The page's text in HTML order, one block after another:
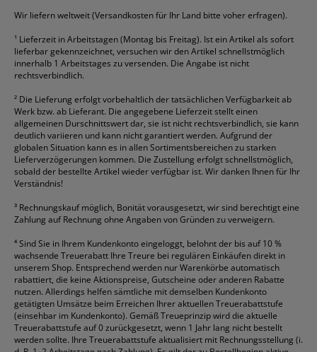
HP
alle Marken anzeigen
Wir liefern weltweit (Versandkosten für Ihr Land bitte voher erfragen).
¹ Lieferzeit in Arbeitstagen (Montag bis Freitag). Ist ein Artikel als sofort
lieferbar gekennzeichnet, versuchen wir den Artikel schnellstmöglich
innerhalb 1 Arbeitstages zu versenden. Die Angabe ist nicht
rechtsverbindlich.
² Die Lieferung erfolgt vorbehaltlich der tatsächlichen Verfügbarkeit ab
Werk bzw. ab Lieferant. Die angegebene Lieferzeit stellt einen
allgemeinen Durschnittswert dar, sie ist nicht rechtsverbindlich, sie kann
deutlich variieren und kann nicht garantiert werden. Aufgrund der
globalen Situation kann es in allen Sortimentsbereichen zu starken
Lieferverzögerungen kommen. Die Zustellung erfolgt schnellstmöglich,
sobald der bestellte Artikel wieder verfügbar ist. Wir danken Ihnen für Ihr
Verständnis!
³ Rechnungskauf möglich, Bonität vorausgesetzt, wir sind berechtigt eine
Zahlung auf Rechnung ohne Angaben von Gründen zu verweigern.
⁴Sind Sie in Ihrem Kundenkonto eingeloggt, belohnt der bis auf 10 %
wachsende Treuerabatt Ihre Treure bei regulären Einkäufen direkt in
unserem Shop. Entsprechend werden nur Warenkörbe automatisch
rabattiert, die keine Aktionspreise, Gutscheine oder anderen Rabatte
nutzen. Allerdings helfen sämtliche mit demselben Kundenkonto
getätigten Umsätze beim Erreichen Ihrer aktuellen Treuerabattstufe
(einsehbar im Kundenkonto). Gemäß Treueprinzip wird die aktuelle
Treuerabattstufe auf 0 zurückgesetzt, wenn 1 Jahr lang nicht bestellt
werden sollte. Ihre Treuerabattstufe aktualisiert mit Rechnungsstellung (i.